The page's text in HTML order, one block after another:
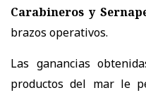
Carabineros y
brazos operativos.
Las ganancias
productos del mar le